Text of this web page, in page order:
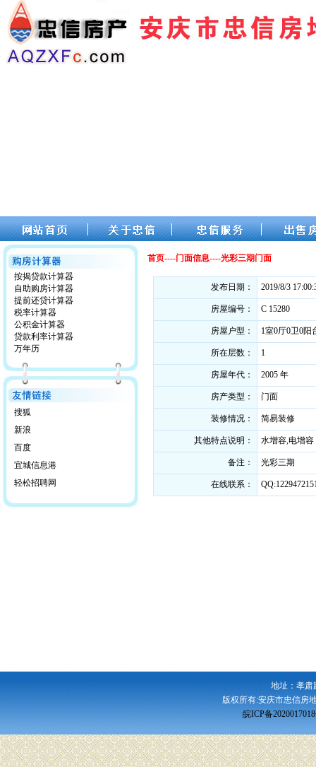
按揭贷款计算器
自助购房计算器
提前还贷计算器
税率计算器
公积金计算器
贷款利率计算器
万年历
搜狐
新浪
百度
宜城信息港
轻松招聘网
首页----门面信息----光彩三期门面
发布日期： 2019/8/3
房屋编号： C 15280
房屋户型： 1室0厅0卫0阳
所在层数： 1
房屋年代： 2005 年
房产类型： 门面
装修情况： 简易装修
其他特点说明： 水增容,电增容
备注： 光彩三期
在线联系：
地址：孝肃
版权所有:安庆市忠信房
皖ICP备